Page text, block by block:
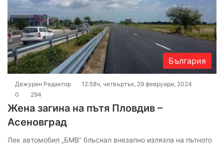
България
Дежурен Редактор
12:58ч, четвъртък, 29 февруари, 2024
0
294
Жена загина на пътя Пловдив –
Асеновград
Лек автомобил „БМВ“ блъснал внезапно излязла на пътното